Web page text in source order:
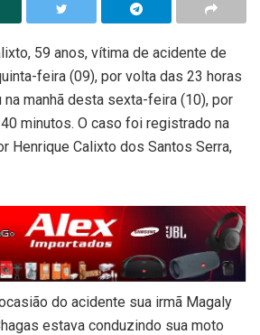
59 anos, vítima de acidente de
feira (09), por volta das 23 horas
manhã desta sexta-feira (10), por
minutos. O caso foi registrado na
Henrique Calixto dos Santos Serra,
do acidente sua irmã Magaly
estava conduzindo sua moto